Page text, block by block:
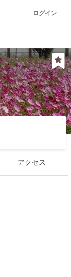
ログイン
アクセス